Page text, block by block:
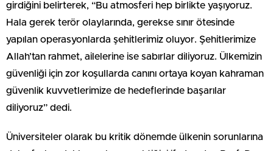
girdiğini belirterek, “Bu atmosferi hep birlikte yaşıyoruz.
Hala gerek terör olaylarında, gerekse sınır ötesinde
yapılan operasyonlarda şehitlerimiz oluyor. Şehitlerimize
Allah’tan rahmet, ailelerine ise sabırlar diliyoruz. Ülkemizin
güvenliği için zor koşullarda canını ortaya koyan kahraman
güvenlik kuvvetlerimize de hedeflerinde başarılar
diliyoruz” dedi.
Üniversiteler olarak bu kritik dönemde ülkenin sorunlarına